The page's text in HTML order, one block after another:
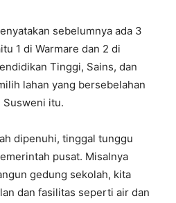
sebelumnya ada 3
1 di Warmare dan 2 di
Tinggi, Sains, dan
lahan yang bersebelahan
itu.
dipenuhi, tinggal tunggu
pusat. Misalnya
gedung sekolah, kita
dan fasilitas seperti air dan